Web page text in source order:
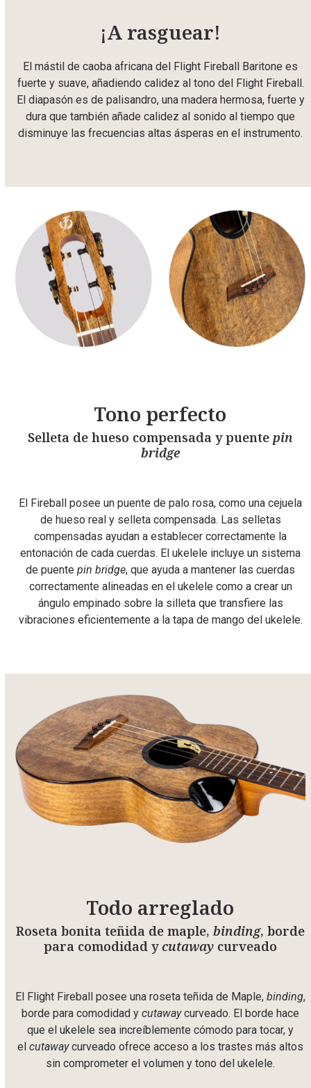
¡A rasguear!
El mástil de caoba africana del Flight Fireball Baritone es
fuerte y suave, añadiendo calidez al tono del Flight Fireball.
El diapasón es de palisandro, una madera hermosa, fuerte y
dura que también añade calidez al sonido al tiempo que
disminuye las frecuencias altas ásperas en el instrumento.
Tono perfecto
Selleta de hueso compensada y puentepin
bridge
El Fireball posee un puente de palo rosa, como una cejuela
de hueso real y selleta compensada. Las selletas
compensadas ayudan a establecer correctamente la
entonación de cada cuerdas. El ukelele incluye un sistema
de puentepin bridge, que ayuda a mantener las cuerdas
correctamente alineadas en el ukelele como a crear un
ángulo empinado sobre la silleta que transfiere las
vibraciones eficientemente a la tapa de mango del ukelele.
Todo arreglado
Roseta bonita teñida de maple,binding, borde
para comodidad ycutaway curveado
El Flight Fireball posee una roseta teñida de Maple,binding,
borde para comodidad ycutawaycurveado. El borde hace
que el ukelele sea increíblemente cómodo para tocar, y
elcutawaycurveado ofrece acceso a los trastes más altos
sin comprometer el volumen y tono del ukelele.